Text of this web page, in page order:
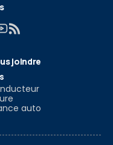
joindre
auto